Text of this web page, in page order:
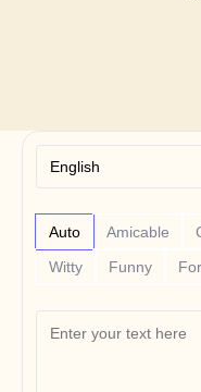
Auto Amicable
Witty
Funny
Free Tools
FAQs
Announcement
Partner Program
USECASES
Change Management
Sales Enablement
Product Marketing
Customer Success